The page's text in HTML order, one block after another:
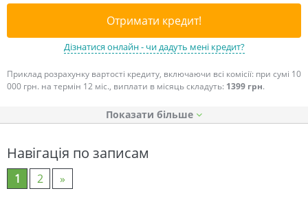
Отримати кредит!
Дізнатися онлайн - чи дадуть мені кредит?
Приклад розрахунку вартості кредиту, включаючи всі комісії: при сумі 10
000 грн. на термін 12 міс., виплати в місяць складуть: 1399 грн.
Показати
Навігація по записам
1 2 »